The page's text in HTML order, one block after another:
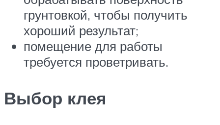
грунтовкой, чтобы получить
хороший результат;
помещение для работы
требуется проветривать.
Выбор клея